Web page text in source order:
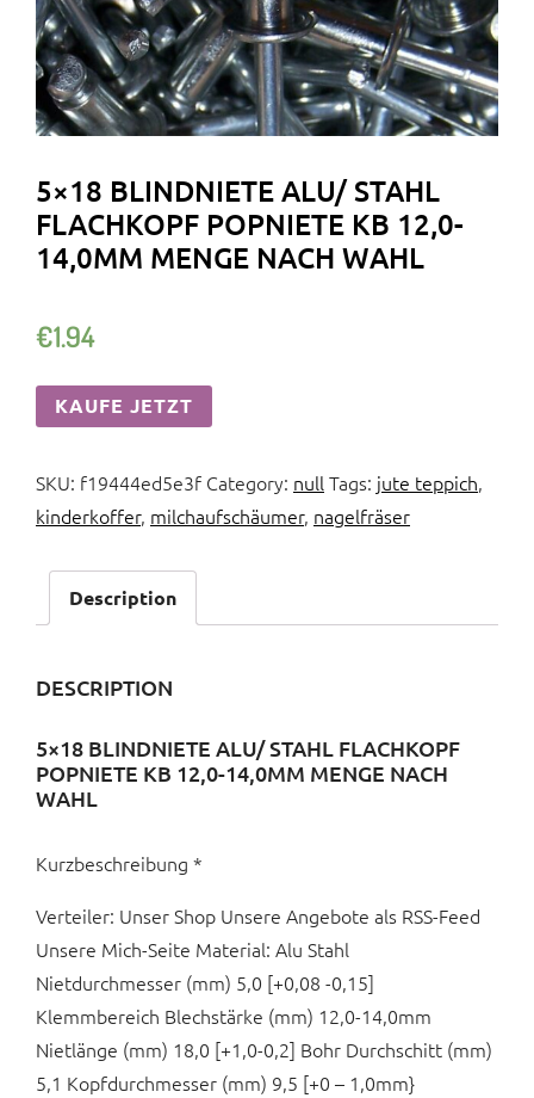
5×18 BLINDNIETE ALU/ STAHL
FLACHKOPF POPNIETE KB 12,0-
14,0MM MENGE NACH WAHL
€1.94
KAUFE JETZT
SKU: f19444ed5e3f Category: null Tags: jute teppich,
kinderkoffer, milchaufschäumer, nagelfräser
Description
DESCRIPTION
5×18 BLINDNIETE ALU/ STAHL FLACHKOPF
POPNIETE KB 12,0-14,0MM MENGE NACH
WAHL
Kurzbeschreibung *
Verteiler: Unser Shop Unsere Angebote als RSS-Feed
Unsere Mich-Seite Material: Alu Stahl
Nietdurchmesser (mm) 5,0 [+0,08 -0,15]
Klemmbereich Blechstärke (mm) 12,0-14,0mm
Nietlänge (mm) 18,0 [+1,0-0,2] Bohr Durchschitt (mm)
5,1 Kopfdurchmesser (mm) 9,5 [+0 – 1,0mm}